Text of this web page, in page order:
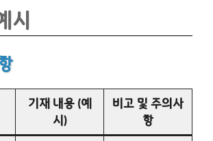
시
기재 내용 (예
시)
비고 및 주의사
항